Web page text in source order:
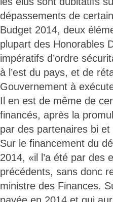
dépassements de
Budget 2014, deux
plupart des Honorables
impératifs d’ordre
à l’est du pays, et de
Gouvernement à
Il en est de même de
financés, après la
par des partenaires bi et
Sur le financement du
2014, «il l’a été par des
précédents, sans donc
ministre des Finances.